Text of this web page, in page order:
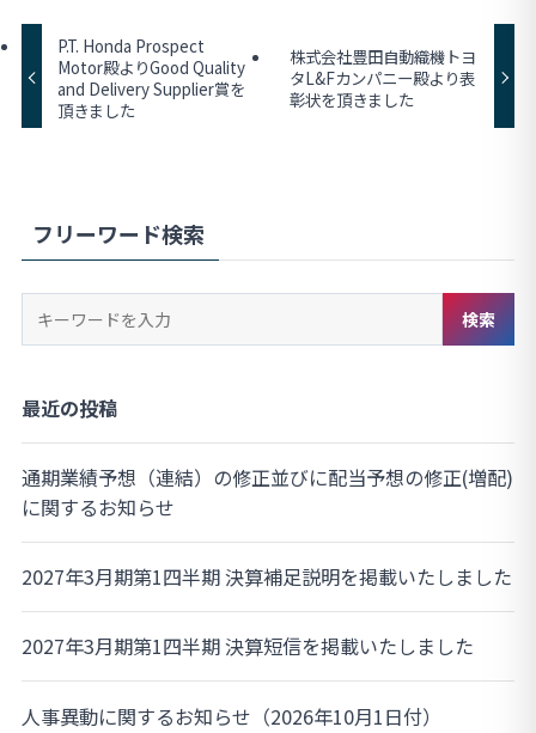
P.T. Honda Prospect
Motor殿よりGood Quality
and Delivery Supplier賞を
頂きました
株式会社豊田自動織機トヨ
タL&Fカンパニー殿より表
彰状を頂きました
フリーワード検索
ー
ド
索
検索
最近の投稿
通期業績予想（連結）の修正並びに配当予想の修正(増配)
に関するお知らせ
2027年3月期第1四半期 決算補足説明を掲載いたしました
2027年3月期第1四半期 決算短信を掲載いたしました
人事異動に関するお知らせ（2026年10月1日付）